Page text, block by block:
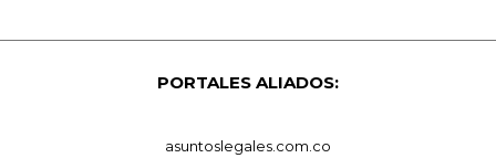
PORTALES ALIADOS:
asuntoslegales.com.co